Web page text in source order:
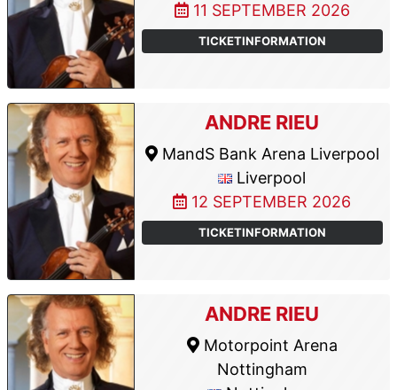
11 SEPTEMBER 2026
TICKETINFORMATION
ANDRE RIEU
MandS Bank Arena Liverpool
Liverpool
12 SEPTEMBER 2026
TICKETINFORMATION
ANDRE RIEU
Motorpoint Arena
Nottingham